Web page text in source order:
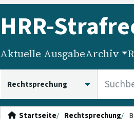
HRR-
Aktuelle AusgabeArchiv
Startseite Rechtsprechung